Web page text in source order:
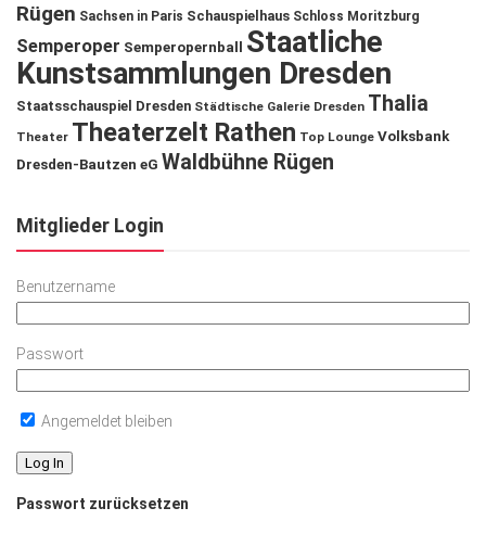
Rügen Sachsen in Paris Schauspielhaus Schloss Moritzburg
Semperoper Semperopernball
Staatliche
Kunstsammlungen Dresden
Staatsschauspiel Dresden Städtische Galerie Dresden Thalia
Theater Theaterzelt Rathen Top Lounge Volksbank
Dresden-Bautzen eG Waldbühne Rügen
Mitglieder Login
Benutzername
Passwort
Angemeldet bleiben
Passwort zurücksetzen